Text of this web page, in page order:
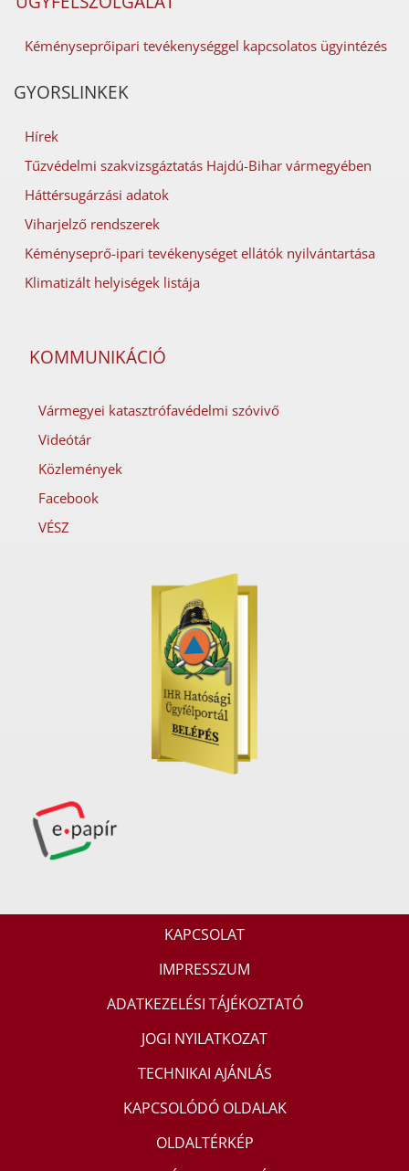
Kéményseprőipari tevékenységgel kapcsolatos ügyintézés
GYORSLINKEK
Hírek
Tűzvédelmi szakvizsgáztatás Hajdú-Bihar vármegyében
Háttérsugárzási adatok
Viharjelző rendszerek
Kéményseprő-ipari tevékenységet ellátók nyilvántartása
Klimatizált helyiségek listája
KOMMUNIKÁCIÓ
Vármegyei katasztrófavédelmi szóvivő
Videótár
Közlemények
Facebook
VÉSZ
KAPCSOLAT
IMPRESSZUM
ADATKEZELÉSI TÁJÉKOZTATÓ
JOGI NYILATKOZAT
TECHNIKAI AJÁNLÁS
KAPCSOLÓDÓ OLDALAK
OLDALTÉRKÉP